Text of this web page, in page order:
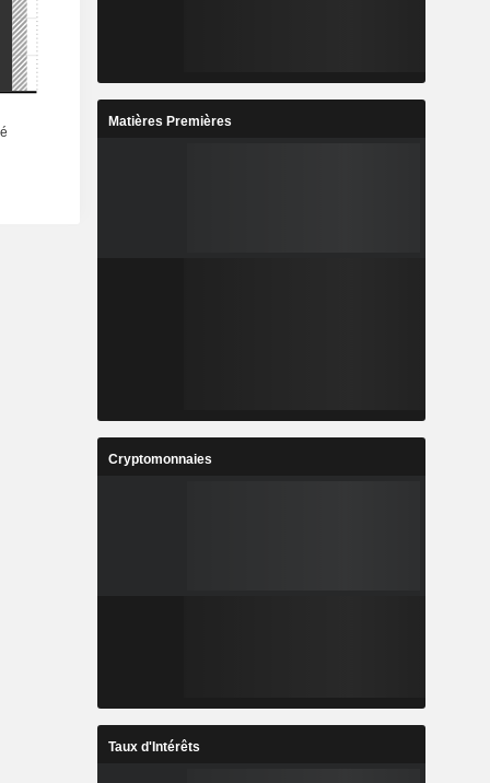
Matières Premières
Cryptomonnaies
Taux d'Intérêts